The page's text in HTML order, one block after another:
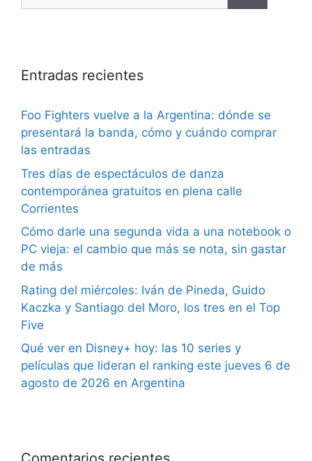
Entradas recientes
Foo Fighters vuelve a la Argentina: dónde se
presentará la banda, cómo y cuándo comprar
las entradas
Tres días de espectáculos de danza
contemporánea gratuitos en plena calle
Corrientes
Cómo darle una segunda vida a una notebook o
PC vieja: el cambio que más se nota, sin gastar
de más
Rating del miércoles: Iván de Pineda, Guido
Kaczka y Santiago del Moro, los tres en el Top
Five
Qué ver en Disney+ hoy: las 10 series y
películas que lideran el ranking este jueves 6 de
agosto de 2026 en Argentina